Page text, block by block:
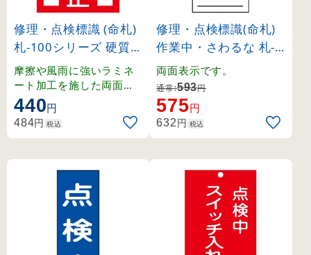
修理・点検標識 (命札)
札-100シリーズ 硬質タ
イプ 使用禁止 (85103)
摩擦や風雨に強いラミネ
ート加工を施した両面表
示の命札。
440円
484円 税込
修理・点検標識(命札)
作業中・さわるな 札-3
29 (85329)
両面表示です。
通常:593円
575円
632円 税込